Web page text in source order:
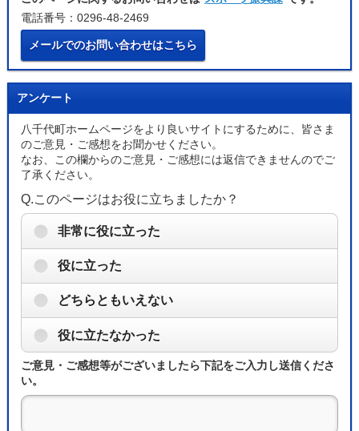
電話番号：0296-48-2469
メールでのお問い合わせはこちら
アンケート
八千代町ホームページをより良いサイトにするために、皆さま
のご意見・ご感想をお聞かせください。
なお、この欄からのご意見・ご感想には返信できませんのでご
了承ください。
Q.このページはお役に立ちましたか？
非常に役に立った
役に立った
どちらともいえない
役に立たなかった
ご意見・ご感想等がございましたら下記をご入力し送信くださ
い。